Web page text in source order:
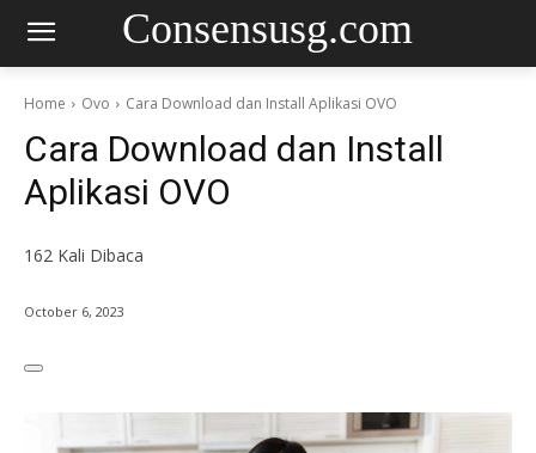
Consensusg.com
Home Ovo Cara Download dan Install Aplikasi OVO
Cara Download dan Install
Aplikasi OVO
162 Kali Dibaca
October 6, 2023